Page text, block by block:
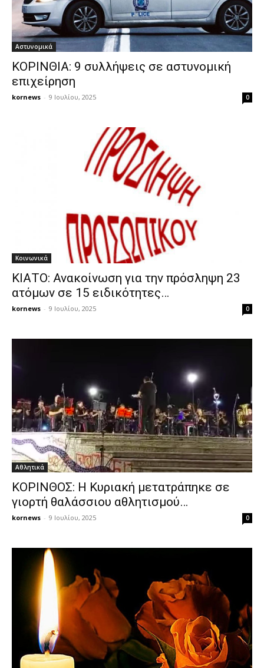
Αστυνομικά
ΚΟΡΙΝΘΙΑ: 9 συλλήψεις σε αστυνομική
επιχείρηση
kornews - 9 Ιουλίου, 2025 0
Κοινωνικά
ΚΙΑΤΟ: Ανακοίνωση για την πρόσληψη 23
ατόμων σε 15 ειδικότητες…
kornews - 9 Ιουλίου, 2025 0
Αθλητικά
ΚΟΡΙΝΘΟΣ: Η Κυριακή μετατράπηκε σε
γιορτή θαλάσσιου αθλητισμού…
kornews - 9 Ιουλίου, 2025 0